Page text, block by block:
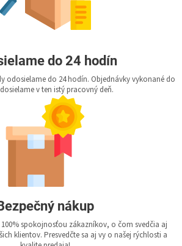
do 24 hodín
odosielame do 24 hodín. Objednávky vykonané do
v ten istý pracovný deň.
nákup
spokojnosťou zákazníkov, o čom svedčia aj
klientov. Presvedčte sa aj vy o našej rýchlosti a